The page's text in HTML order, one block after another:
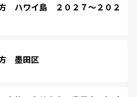
ハワイ島 ２０２７～２０２
墨田区